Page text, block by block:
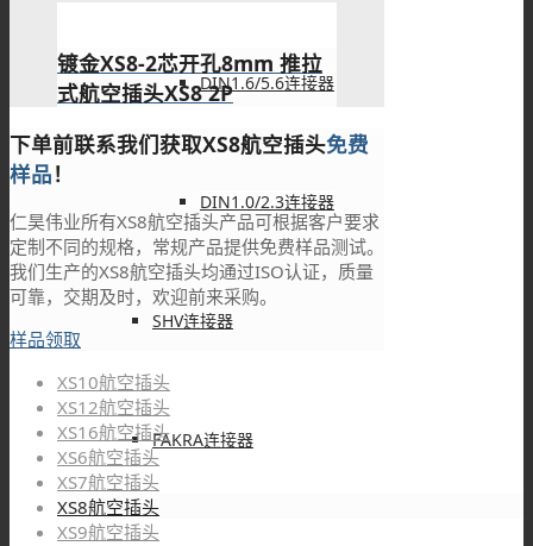
DIN1.6/5.6连接器
DIN1.0/2.3连接器
SHV连接器
FAKRA连接器
镀金XS8-2芯开孔8mm 推拉
式航空插头XS8 2P
下单前联系我们获取XS8航空插头免费
样品！
仁昊伟业所有XS8航空插头产品可根据客户要求
定制不同的规格，常规产品提供免费样品测试。
我们生产的XS8航空插头均通过ISO认证，质量
可靠，交期及时，欢迎前来采购。
样品领取
XS10航空插头
XS12航空插头
XS16航空插头
XS6航空插头
XS7航空插头
XS8航空插头
XS9航空插头